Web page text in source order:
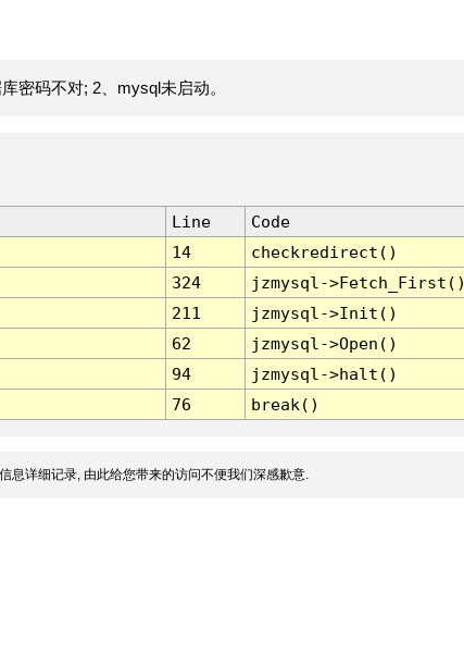
密码不对; 2、mysql未启动。
Line
Code
14
checkredirect()
324
jzmysql-
211
jzmysql->Init()
62
jzmysql->Open()
94
jzmysql->halt()
76 break()
息详细记录, 由此给您带来的访问不便我们深感歉意.